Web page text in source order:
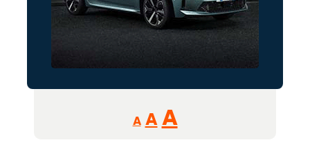
A
Reducir
tamaño
A Restablecer
AAumentar